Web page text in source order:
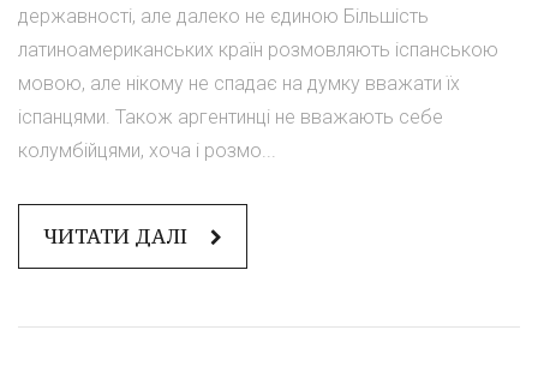
державності, але далеко не єдиною Більшість
латиноамериканських країн розмовляють іспанською
мовою, але нікому не спадає на думку вважати їх
іспанцями. Також аргентинці не вважають себе
колумбійцями, хоча і розмо...
ЧИТАТИ ДАЛІ